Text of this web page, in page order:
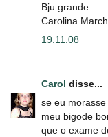
Bju grande
Carolina
19.11.08
Carol disse...
se eu
meu bigode
que o exame